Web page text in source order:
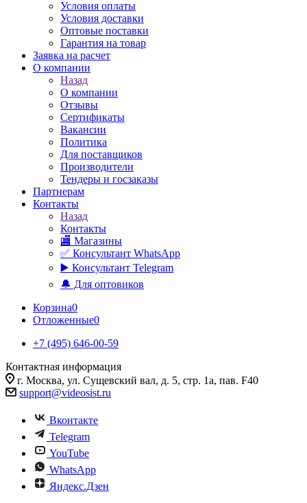
Условия оплаты
Условия доставки
Оптовые поставки
Гарантия на товар
Заявка на расчет
О компании
Назад
О компании
Отзывы
Сертификаты
Вакансии
Политика
Для поставщиков
Производители
Тендеры и госзаказы
Партнерам
Контакты
Назад
Контакты
🏬 Магазины
✅️ Консультант WhatsApp
▶️ Консультант Telegram
🔔 Для оптовиков
Корзина0
Отложенные0
+7 (495) 646-00-59
Контактная информация
г. Москва, ул. Сущевский вал, д. 5, стр. 1а, пав. F40
support@videosist.ru
Вконтакте
Telegram
YouTube
WhatsApp
Яндекс.Дзен